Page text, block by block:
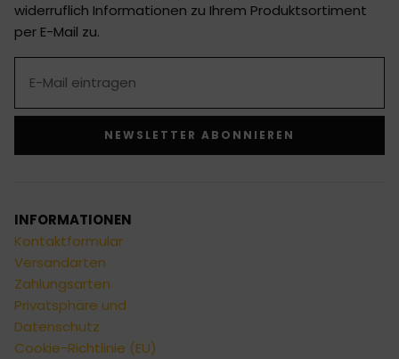
widerruflich Informationen zu Ihrem Produktsortiment
per E-Mail zu.
NEWSLETTER ABONNIEREN
INFORMATIONEN
Kontaktformular
Versandarten
Zahlungsarten
Privatsphäre und
Datenschutz
Cookie-Richtlinie (EU)